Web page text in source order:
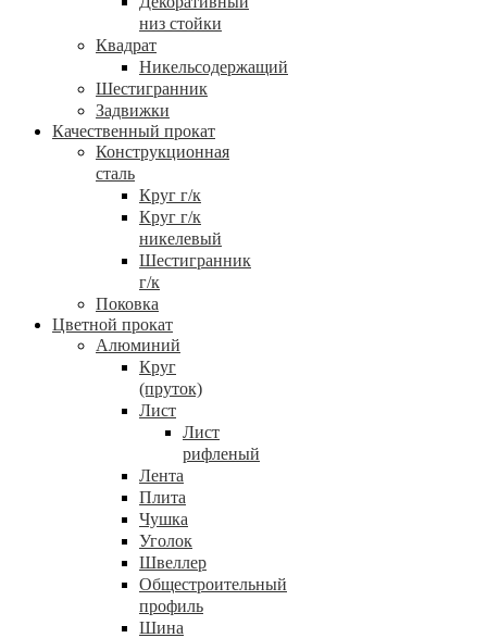
низ стойки
Квадрат
Никельсодержащий
Шестигранник
Задвижки
Качественный прокат
Конструкционная
сталь
Круг г/к
Круг г/к
никелевый
Шестигранник
г/к
Поковка
Цветной прокат
Алюминий
Круг
(пруток)
Лист
Лист
рифленый
Лента
Плита
Чушка
Уголок
Швеллер
Общестроительный
профиль
Шина